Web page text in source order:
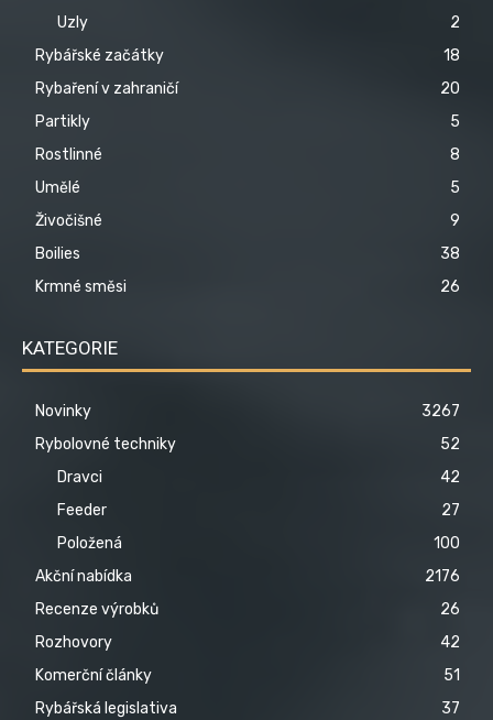
Uzly
2
Rybářské začátky
18
Rybaření v zahraničí
20
Partikly
5
Rostlinné
8
Umělé
5
Živočišné
9
Boilies
38
Krmné směsi
26
KATEGORIE
Novinky
3267
Rybolovné techniky
52
Dravci
42
Feeder
27
Položená
100
Akční nabídka
2176
Recenze výrobků
26
Rozhovory
42
Komerční články
51
Rybářská legislativa
37